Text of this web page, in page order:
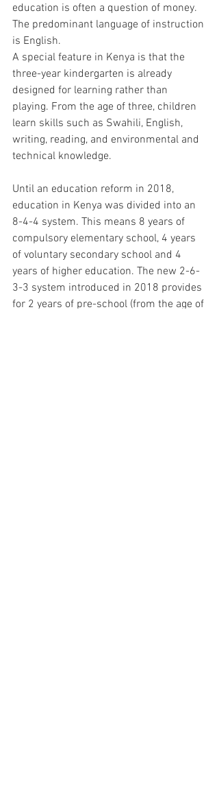
education is often a question of money.
The predominant language of instruction
is English.
A special feature in Kenya is that the
three-year kindergarten is already
designed for learning rather than
playing. From the age of three, children
learn skills such as Swahili, English,
writing, reading, and environmental and
technical knowledge.
Until an education reform in 2018,
education in Kenya was divided into an
8-4-4 system. This means 8 years of
compulsory elementary school, 4 years
of voluntary secondary school and 4
years of higher education. The new 2-6-
3-3 system introduced in 2018 provides
for 2 years of pre-school (from the age of